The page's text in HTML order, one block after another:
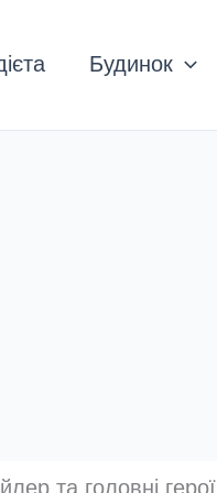
Будинок
та головні герої